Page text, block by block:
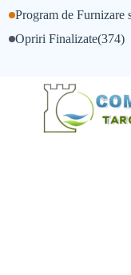
Opriri Finalizate(374)
Program de Furnizare